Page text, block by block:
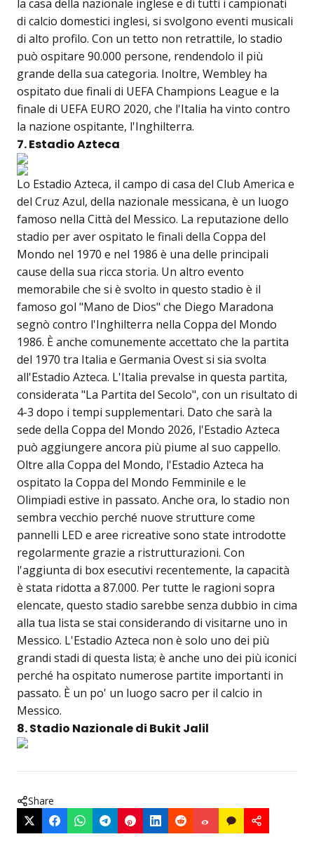
la casa della nazionale inglese e di tutti i campionati
di calcio domestici inglesi, si svolgono eventi musicali
di alto profilo. Con un tetto non retrattile, lo stadio
può ospitare 90.000 persone, rendendolo il più
grande della sua categoria. Inoltre, Wembley ha
ospitato due finali di UEFA Champions League e la
finale di UEFA EURO 2020, che l'Italia ha vinto contro
la nazione ospitante, l'Inghilterra.
7. Estadio Azteca
Lo Estadio Azteca, il campo di casa del Club America e
del Cruz Azul, della nazionale messicana, è un luogo
famoso nella Città del Messico. La reputazione dello
stadio per aver ospitato le finali della Coppa del
Mondo nel 1970 e nel 1986 è una delle principali
cause della sua ricca storia. Un altro evento
memorabile che si è svolto in questo stadio è il
famoso gol "Mano de Dios" che Diego Maradona
segnò contro l'Inghilterra nella Coppa del Mondo
1986. È anche comunemente accettato che la partita
del 1970 tra Italia e Germania Ovest si sia svolta
all'Estadio Azteca. L'Italia prevalse in questa partita,
considerata "La Partita del Secolo", con un risultato di
4-3 dopo i tempi supplementari. Dato che sarà la
sede della Coppa del Mondo 2026, l'Estadio Azteca
può aggiungere ancora più piume al suo cappello.
Oltre alla Coppa del Mondo, l'Estadio Azteca ha
ospitato la Coppa del Mondo Femminile e le
Olimpiadi estive in passato. Anche ora, lo stadio non
sembra vecchio perché nuove strutture come
pannelli LED e aree ricreative sono state introdotte
regolarmente grazie a ristrutturazioni. Con
l'aggiunta di box esecutivi recentemente, la capacità
è stata ridotta a 87.000. Per tutte le ragioni sopra
elencate, questo stadio sarebbe senza dubbio in cima
alla tua lista se stai considerando di visitarne uno in
Messico. L'Estadio Azteca non è solo uno dei più
grandi stadi di questa lista; è anche uno dei più iconici
perché ha ospitato numerose partite importanti in
passato. È un po' un luogo sacro per il calcio in
Messico.
8. Stadio Nazionale di Bukit Jalil
Share